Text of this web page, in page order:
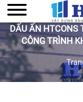
DẤU ẤN HTCONS
CÔNG TRÌNH